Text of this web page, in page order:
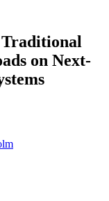
on Next-